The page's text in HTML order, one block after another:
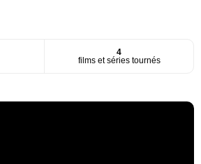
4
films et séries tournés